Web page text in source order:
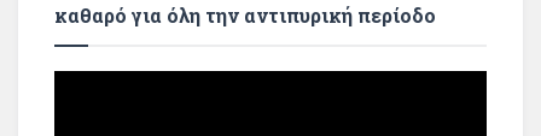
καθαρό για όλη την αντιπυρική περίοδο